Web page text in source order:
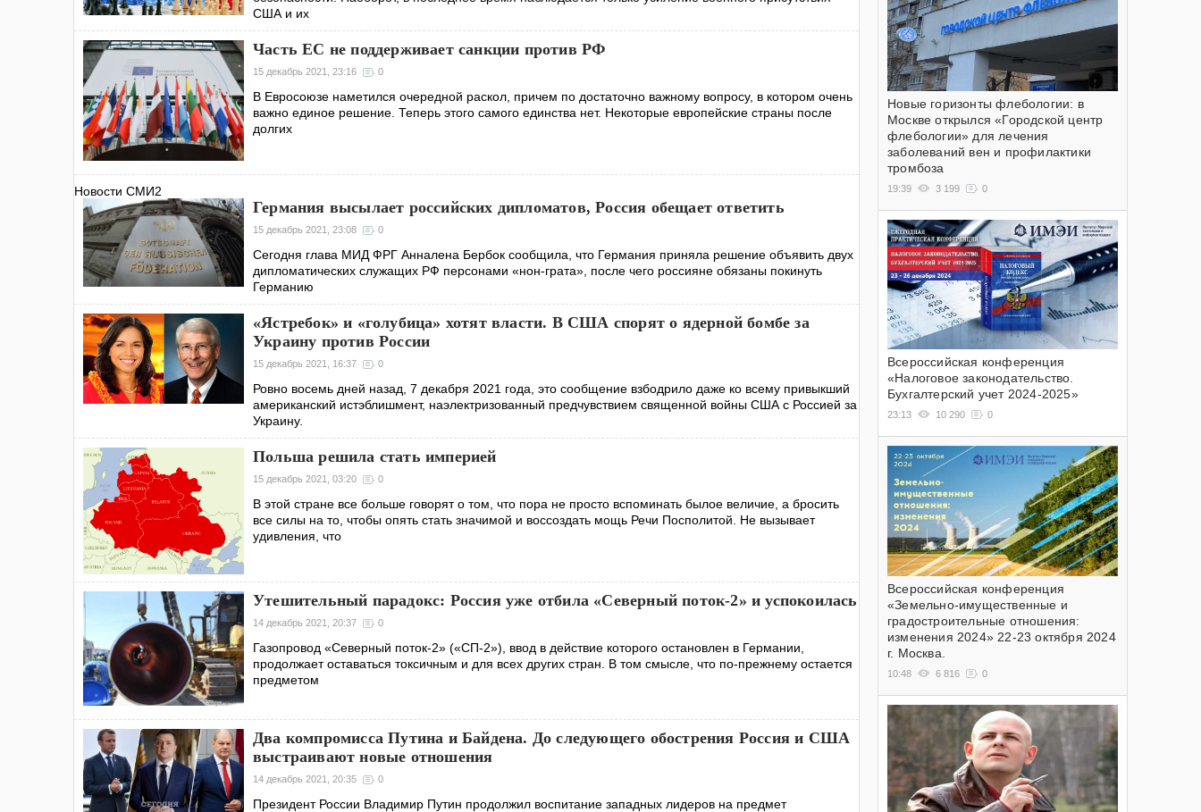
США и их
Часть ЕС не поддерживает санкции против РФ
15 декабрь 2021, 23:16 0
В Евросоюзе наметился очередной раскол, причем по достаточно важному вопросу, в котором очень
важно единое решение. Теперь этого самого единства нет. Некоторые европейские страны после
долгих
Новости СМИ2
Германия высылает российских дипломатов, Россия обещает ответить
15 декабрь 2021, 23:08 0
Сегодня глава МИД ФРГ Анналена Бербок сообщила, что Германия приняла решение объявить двух
дипломатических служащих РФ персонами «нон-грата», после чего россияне обязаны покинуть
Германию
«Ястребок» и «голубица» хотят власти. В США спорят о ядерной бомбе за
Украину против России
15 декабрь 2021, 16:37 0
Ровно восемь дней назад, 7 декабря 2021 года, это сообщение взбодрило даже ко всему привыкший
американский истэблишмент, наэлектризованный предчувствием священной войны США с Россией за
Украину.
Польша решила стать империей
15 декабрь 2021, 03:20 0
В этой стране все больше говорят о том, что пора не просто вспоминать былое величие, а бросить
все силы на то, чтобы опять стать значимой и воссоздать мощь Речи Посполитой. Не вызывает
удивления, что
Утешительный парадокс: Россия уже отбила «Северный поток-2» и успокоилась
14 декабрь 2021, 20:37 0
Газопровод «Северный поток-2» («СП-2»), ввод в действие которого остановлен в Германии,
продолжает оставаться токсичным и для всех других стран. В том смысле, что по-прежнему остается
предметом
Два компромисса Путина и Байдена. До следующего обострения Россия и США
выстраивают новые отношения
14 декабрь 2021, 20:35 0
Президент России Владимир Путин продолжил воспитание западных лидеров на предмет
Новые горизонты флебологии: в
Москве открылся «Городской центр
флебологии» для лечения
заболеваний вен и профилактики
тромбоза
19:39 3 199 0
Всероссийская конференция
«Налоговое законодательство.
Бухгалтерский учет 2024-2025»
23:13 10 290 0
Всероссийская конференция
«Земельно-имущественные и
градостроительные отношения:
изменения 2024» 22-23 октября 2024
г. Москва.
10:48 6 816 0